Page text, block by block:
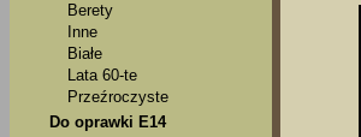
Berety
Inne
Białe
Lata 60-te
Przeźroczyste
Do oprawki E14